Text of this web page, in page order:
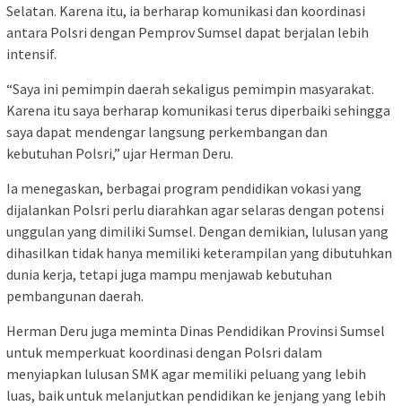
Selatan. Karena itu, ia berharap komunikasi dan koordinasi
antara Polsri dengan Pemprov Sumsel dapat berjalan lebih
intensif.
“Saya ini pemimpin daerah sekaligus pemimpin masyarakat.
Karena itu saya berharap komunikasi terus diperbaiki sehingga
saya dapat mendengar langsung perkembangan dan
kebutuhan Polsri,” ujar Herman Deru.
Ia menegaskan, berbagai program pendidikan vokasi yang
dijalankan Polsri perlu diarahkan agar selaras dengan potensi
unggulan yang dimiliki Sumsel. Dengan demikian, lulusan yang
dihasilkan tidak hanya memiliki keterampilan yang dibutuhkan
dunia kerja, tetapi juga mampu menjawab kebutuhan
pembangunan daerah.
Herman Deru juga meminta Dinas Pendidikan Provinsi Sumsel
untuk memperkuat koordinasi dengan Polsri dalam
menyiapkan lulusan SMK agar memiliki peluang yang lebih
luas, baik untuk melanjutkan pendidikan ke jenjang yang lebih